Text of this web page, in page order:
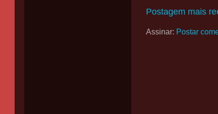
Postagem mais
Assinar: Postar